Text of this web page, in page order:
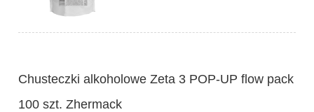
Chusteczki alkoholowe Zeta 3 POP-UP flow pack
100 szt. Zhermack